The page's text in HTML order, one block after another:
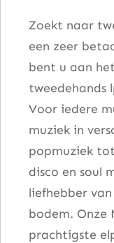
Zoekt naar
een zeer
bent u aan
tweedehands
Voor iedere
muziek in
popmuziek
disco en soul
liefhebber
bodem. Onze
prachtigste